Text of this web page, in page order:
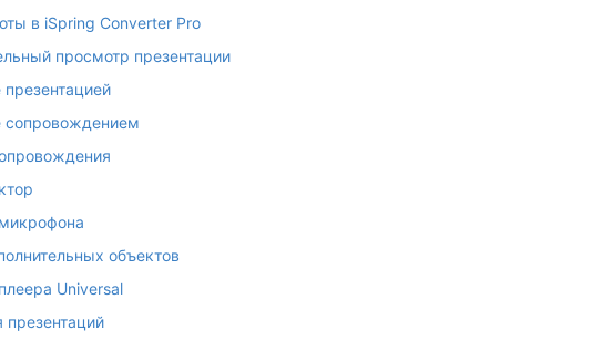
в iSpring Converter Pro
просмотр презентации
сопровождением
объектов
Universal
презентаций